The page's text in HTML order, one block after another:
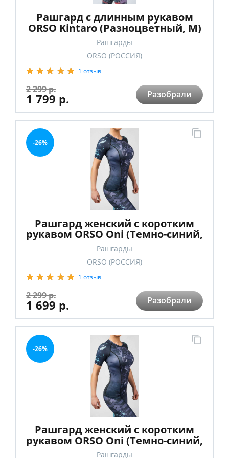
Рашгард с длинным рукавом
ORSO Kintaro (Разноцветный, M)
Рашгарды
ORSO (РОССИЯ)
1 отзыв
2 299 р.
1 799 р. Разобрали
-26%
Рашгард женский с коротким
рукавом ORSO Oni (Темно-синий,
S)
Рашгарды
ORSO (РОССИЯ)
1 отзыв
2 299 р.
1 699 р. Разобрали
-26%
Рашгард женский с коротким
рукавом ORSO Oni (Темно-синий,
XS)
Рашгарды